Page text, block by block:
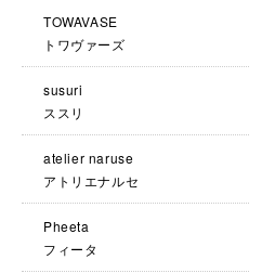
TOWAVASE
トワヴァーズ
susuri
ススリ
atelier naruse
アトリエナルセ
Pheeta
フィータ